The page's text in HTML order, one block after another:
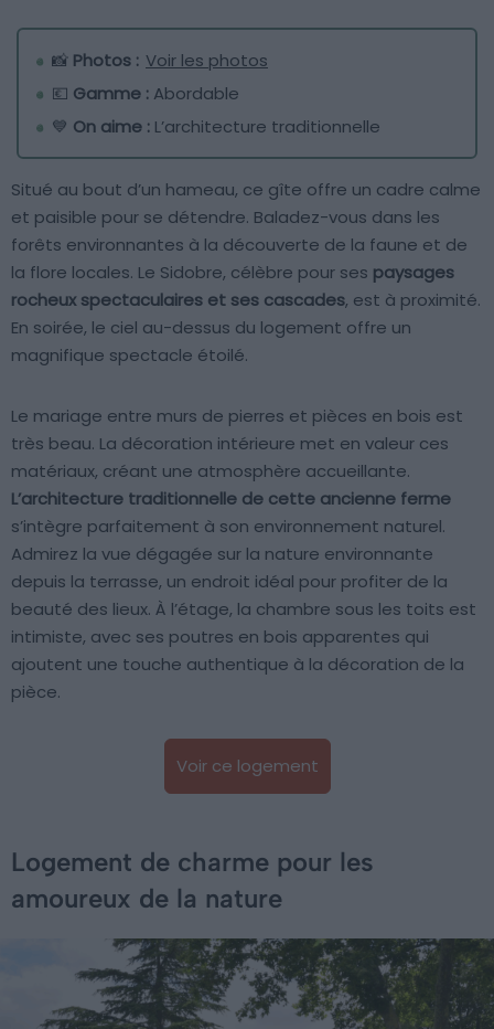
📸 Photos : Voir les photos
💶 Gamme : Abordable
💙 On aime : L’architecture traditionnelle
Situé au bout d’un hameau, ce gîte offre un cadre calme
et paisible pour se détendre. Baladez-vous dans les
forêts environnantes à la découverte de la faune et de
la flore locales. Le Sidobre, célèbre pour ses paysages
rocheux spectaculaires et ses cascades, est à proximité.
En soirée, le ciel au-dessus du logement offre un
magnifique spectacle étoilé.
Le mariage entre murs de pierres et pièces en bois est
très beau. La décoration intérieure met en valeur ces
matériaux, créant une atmosphère accueillante.
L’architecture traditionnelle de cette ancienne ferme
s’intègre parfaitement à son environnement naturel.
Admirez la vue dégagée sur la nature environnante
depuis la terrasse, un endroit idéal pour profiter de la
beauté des lieux. À l’étage, la chambre sous les toits est
intimiste, avec ses poutres en bois apparentes qui
ajoutent une touche authentique à la décoration de la
pièce.
Voir ce logement
Logement de charme pour les
amoureux de la nature